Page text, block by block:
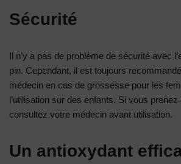
Sécurité
Il n’y a pas de problème de sécurité avec
pin. Cependant, il est toujours
médecin en cas de grossesse pour les
l’utilisation sur des enfants. Si vous
consultez votre médecin avant utilisation.
Un antioxydant